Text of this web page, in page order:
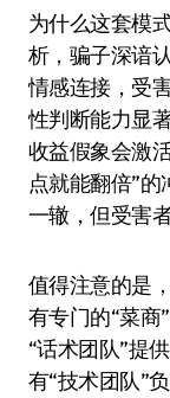
为什么这套模
析，骗子深谙
情感连接，受
性判断能力显
收益假象会激
点就能翻倍”
一辙，但受害
值得注意的是
有专门的“菜商
“话术团队”提
有“技术团队”